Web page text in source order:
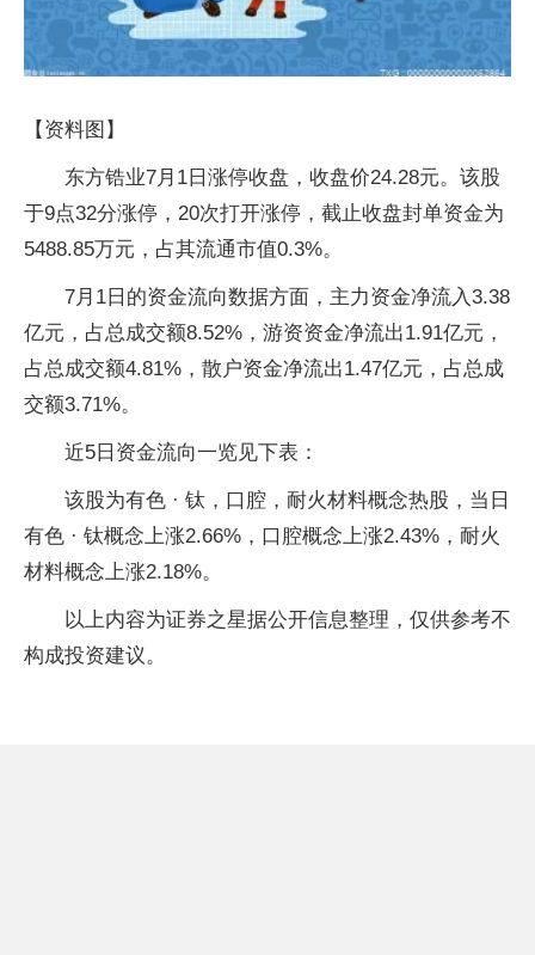
【资料图】
东方锆业7月1日涨停收盘，收盘价24.28元。该股
于9点32分涨停，20次打开涨停，截止收盘封单资金为
5488.85万元，占其流通市值0.3%。
7月1日的资金流向数据方面，主力资金净流入3.38
亿元，占总成交额8.52%，游资资金净流出1.91亿元，
占总成交额4.81%，散户资金净流出1.47亿元，占总成
交额3.71%。
近5日资金流向一览见下表：
该股为有色 · 钛，口腔，耐火材料概念热股，当日
有色 · 钛概念上涨2.66%，口腔概念上涨2.43%，耐火
材料概念上涨2.18%。
以上内容为证券之星据公开信息整理，仅供参考不
构成投资建议。